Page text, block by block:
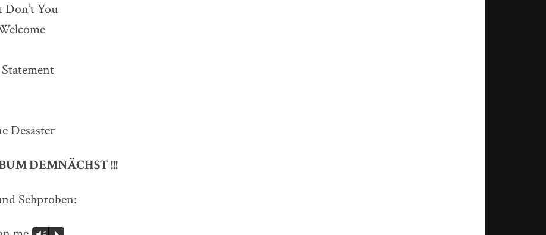
You
Desaster
DEMNÄCHST !!!
Sehproben: